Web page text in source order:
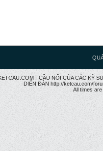
- CẦU NỐI CỦA CÁC KỸ
DIỄN ĐÀN http://ketcau.com/
All times